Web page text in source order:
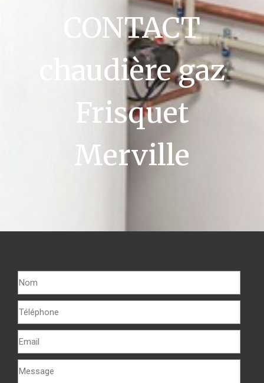
CONTACT
chaudière gaz
Frisquet
Merville